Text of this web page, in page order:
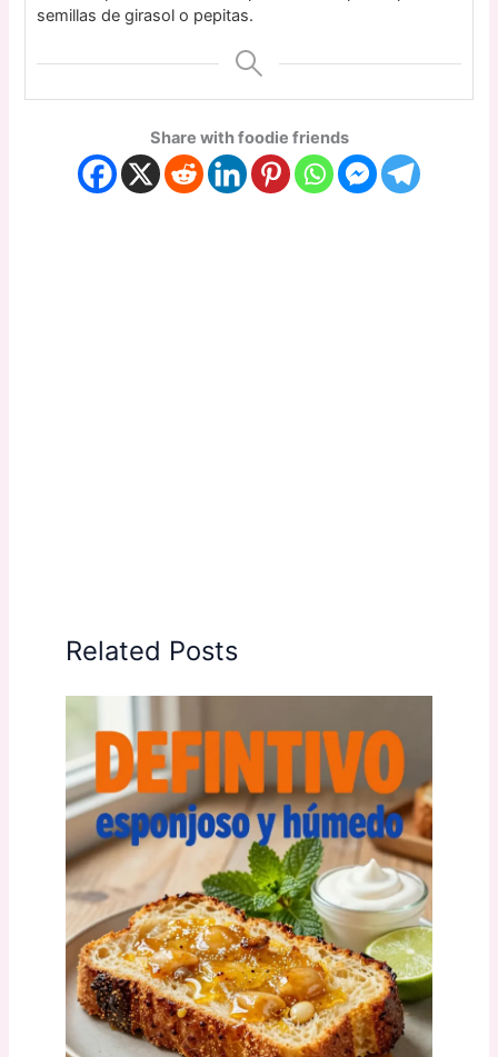
semillas de girasol o pepitas.
Share with foodie friends
Related Posts